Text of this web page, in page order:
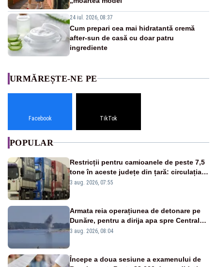
24 iul. 2026, 08:37
Cum prepari cea mai hidratantă cremă
after-sun de casă cu doar patru
ingrediente
URMĂREȘTE-NE PE
Facebook TikTok
POPULAR
Restricții pentru camioanele de peste 7,5
tone în aceste județe din țară: circulația
este interzisă luni, între orele 12:00 și
3 aug. 2026, 07:55
Armata reia operațiunea de detonare pe
Dunăre, pentru a dirija apa spre Centrala
Cernavodă
3 aug. 2026, 08:04
Începe a doua sesiune a examenului de